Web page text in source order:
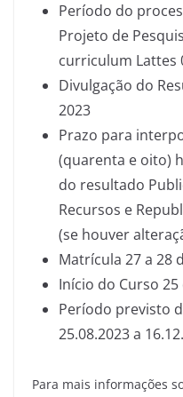
Período do
Projeto de
curriculum Lattes
Divulgação do
2023
Prazo para
(quarenta e oito)
do resultado
Recursos e
(se houver
Matrícula 27 a 28
Início do Curso
Período previsto
25.08.2023 a
Para mais informações